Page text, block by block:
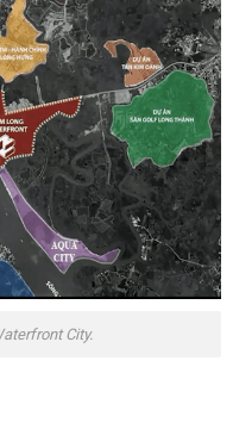
City.